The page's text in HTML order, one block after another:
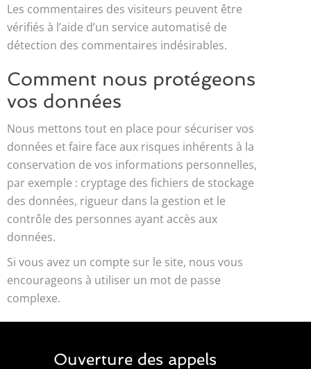
Les commentaires des visiteurs peuvent être
vérifiés à l’aide d’un service automatisé de
détection des commentaires indésirables.
Comment nous protégeons
vos données
Nous mettons tout en place pour sécuriser vos
données et faire face aux risques inhérents à la
conservation de vos informations personnelles,
par exemple : cryptage des fichiers de stockage
des données, rigueur dans la gestion et le
contrôle des personnes ayant accès aux
données.
Si vous avez un compte sur le site, nous vous
encourageons à utiliser un mot de passe
complexe.
Ouverture des appels